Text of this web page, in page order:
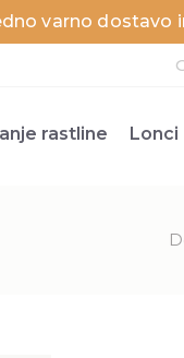
varno dostavo
rastline Lonci